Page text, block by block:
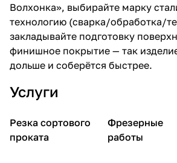
Волхонка», выбирайте марку
технологию (сварка/обработка/
закладывайте подготовку
финишное покрытие — так
дольше и соберётся быстрее.
Услуги
Резка сортового
проката
Фрезерные
работы